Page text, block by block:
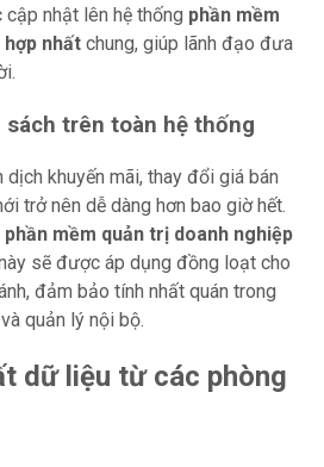
nhật lên hệ thống phần mềm
nhất chung, giúp lãnh đạo đưa
trên toàn hệ thống
dịch khuyến mãi, thay đổi giá bán
trở nên dễ dàng hơn bao giờ hết.
phần mềm quản trị doanh nghiệp
sẽ được áp dụng đồng loạt cho
đảm bảo tính nhất quán trong
quản lý nội bộ.
dữ liệu từ các phòng